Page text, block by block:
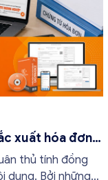
xuất hóa đơn
thủ tính đồng
dung. Bởi những